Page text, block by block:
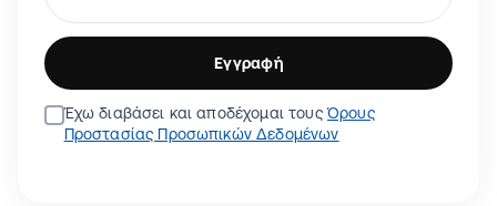
Εγγραφή
Έχω διαβάσει και αποδέχομαι τουςΌρους
Προστασίας Προσωπικών Δεδομένων